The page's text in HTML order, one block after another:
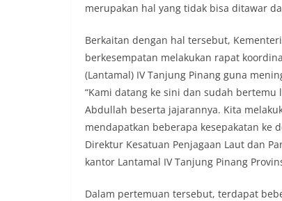
merupakan hal yang tidak bisa ditawar
Berkaitan dengan hal tersebut,
berkesempatan melakukan rapat
(Lantamal) IV Tanjung Pinang guna
“Kami datang ke sini dan sudah bertemu
Abdullah beserta jajarannya. Kita
mendapatkan beberapa kesepakatan ke
Direktur Kesatuan Penjagaan Laut dan
kantor Lantamal IV Tanjung Pinang
Dalam pertemuan tersebut, terdapat